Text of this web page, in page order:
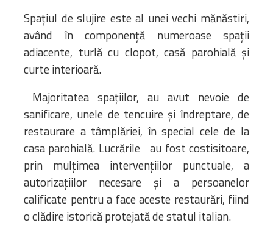
Spațiul de slujire este al unei vechi mănăstiri,
având în componență numeroase spații
adiacente, turlă cu clopot, casă parohială și
curte interioară.
Majoritatea spațiilor, au avut nevoie de
sanificare, unele de tencuire și îndreptare, de
restaurare a tâmplăriei, în special cele de la
casa parohială. Lucrările au fost costisitoare,
prin mulțimea intervențiilor punctuale, a
autorizațiilor necesare și a persoanelor
calificate pentru a face aceste restaurări, fiind
o clădire istorică protejată de statul italian.